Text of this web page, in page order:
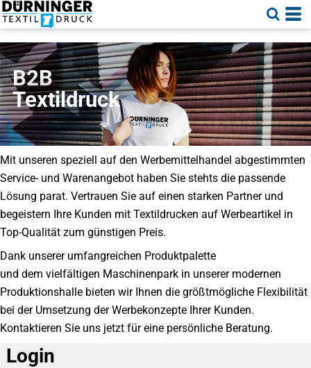
B2B
Textildruck
Mit unseren speziell auf den Werbemittelhandel abgestimmten
Service- und Warenangebot haben Sie stehts die passende
Lösung parat. Vertrauen Sie auf einen starken Partner und
begeistern Ihre Kunden mit Textildrucken auf Werbeartikel in
Top-Qualität zum günstigen Preis.
Dank unserer umfangreichen Produktpalette
und dem vielfältigen Maschinenpark in unserer modernen
Produktionshalle bieten wir Ihnen die größtmögliche Flexibilität
bei der Umsetzung der Werbekonzepte Ihrer Kunden.
Kontaktieren Sie uns jetzt für eine persönliche Beratung.
Login